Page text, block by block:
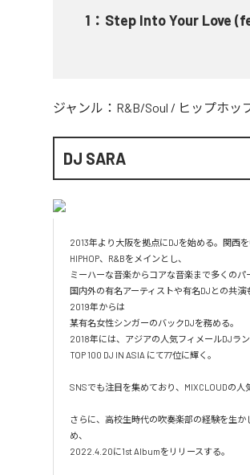
1 ： Step Into Your Love
ジャンル： R&B/Soul / ヒップホッ
DJ SARA
2013年より大阪を拠点にDJを始める。関西
HIPHOP、R&Bをメインとし、
ミーハーな音楽からコアな音楽まで多くのパ
国内外の有名アーティストや有名DJとの共
2019年からは
某有名女性シンガーのバックDJを務める。
2018年には、アジアの人気フィメールDJラ
TOP 100 DJ IN ASIA にて77位に輝く。
SNSでも注目を集めており、MIXCLOUDの人
さらに、高校生時代の吹奏楽部の経験を生
め、
2022.4.20に1st Albumをリリースする。